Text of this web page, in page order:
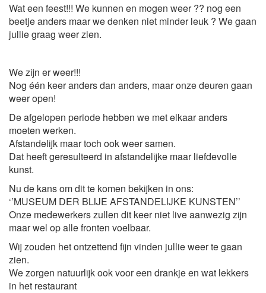
Wat een feest!!! We kunnen en mogen weer ?? nog een
beetje anders maar we denken niet minder leuk ? We gaan
jullie graag weer zien.
We zijn er weer!!!
Nog één keer anders dan anders, maar onze deuren gaan
weer open!
De afgelopen periode hebben we met elkaar anders
moeten werken.
Afstandelijk maar toch ook weer samen.
Dat heeft geresulteerd in afstandelijke maar liefdevolle
kunst.
Nu de kans om dit te komen bekijken in ons:
‘’MUSEUM DER BLIJE AFSTANDELIJKE KUNSTEN’’
Onze medewerkers zullen dit keer niet live aanwezig zijn
maar wel op alle fronten voelbaar.
Wij zouden het ontzettend fijn vinden jullie weer te gaan
zien.
We zorgen natuurlijk ook voor een drankje en wat lekkers
in het restaurant